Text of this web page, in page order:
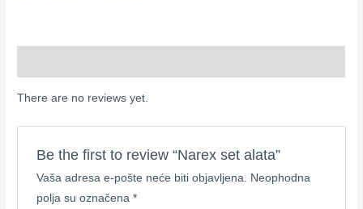
There are no reviews yet.
Be the first to review “Narex set alata”
Vaša adresa e-pošte neće biti objavljena. Neophodna
polja su označena *